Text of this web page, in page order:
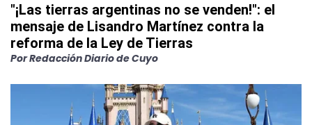
"¡Las tierras argentinas no se venden!": el
mensaje de Lisandro Martínez contra la
reforma de la Ley de Tierras
PorRedacción Diario de Cuyo